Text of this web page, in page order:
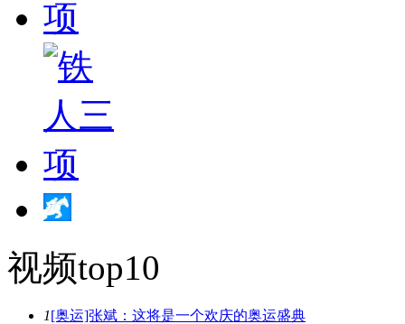
视频top10
1[奥运]张斌：这将是一个欢庆的奥运盛典